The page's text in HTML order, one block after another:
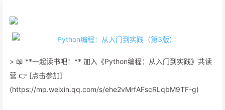
> 📖 **一起读书吧！** 加入《Python编程：从入门到实践》共读
营 👉 [点击参加]
(https://mp.weixin.qq.com/s/ehe2vMrfAFscRLqbM9TF-g)